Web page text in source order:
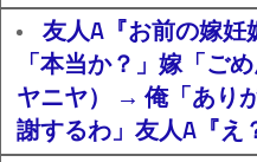
友人A『お前の嫁妊
「本当か？」嫁「ご
ヤニヤ） → 俺「あり
謝するわ」友人A『え